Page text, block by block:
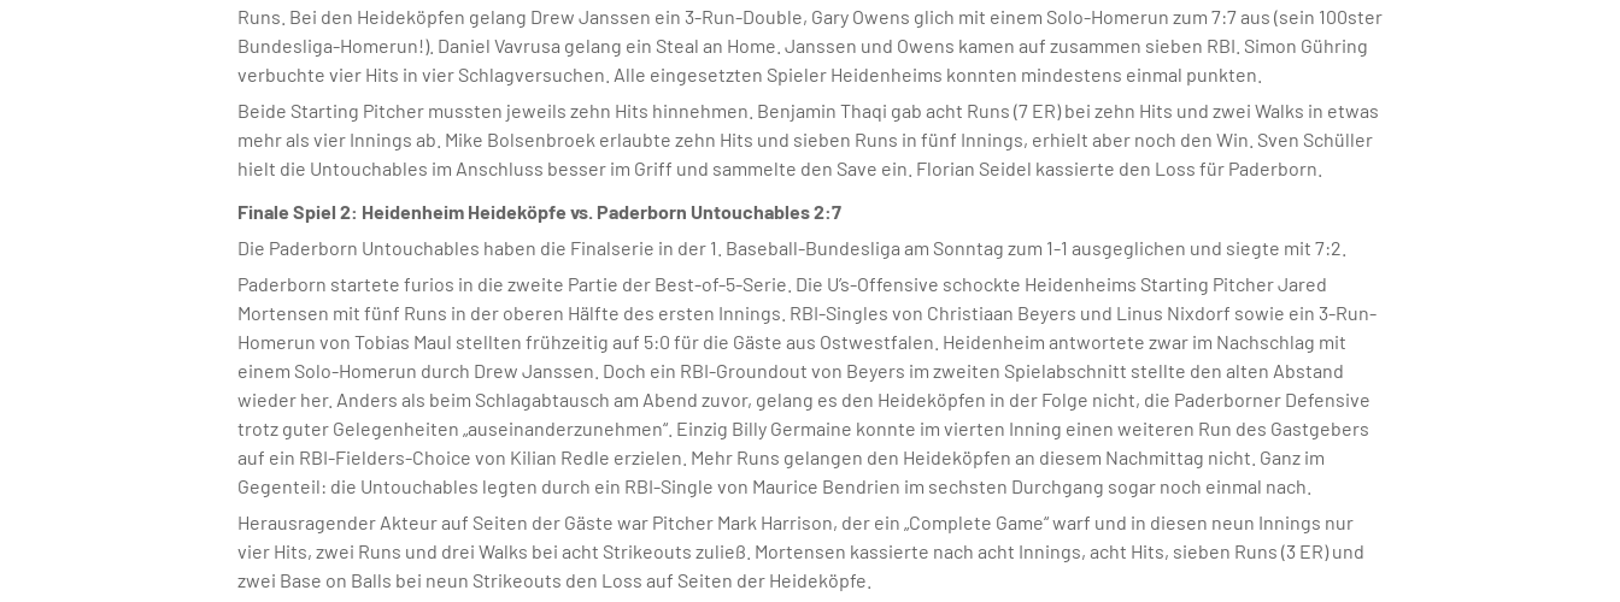
Runs. Bei den Heideköpfen gelang Drew Janssen ein 3-Run-Double, Gary Owens glich mit einem Solo-Homerun zum 7:7 aus (sein 100ster
Bundesliga-Homerun!). Daniel Vavrusa gelang ein Steal an Home. Janssen und Owens kamen auf zusammen sieben RBI. Simon Gühring
verbuchte vier Hits in vier Schlagversuchen. Alle eingesetzten Spieler Heidenheims konnten mindestens einmal punkten.
Beide Starting Pitcher mussten jeweils zehn Hits hinnehmen. Benjamin Thaqi gab acht Runs (7 ER) bei zehn Hits und zwei Walks in etwas
mehr als vier Innings ab. Mike Bolsenbroek erlaubte zehn Hits und sieben Runs in fünf Innings, erhielt aber noch den Win. Sven Schüller
hielt die Untouchables im Anschluss besser im Griff und sammelte den Save ein. Florian Seidel kassierte den Loss für Paderborn.
Finale Spiel 2: Heidenheim Heideköpfe vs. Paderborn Untouchables 2:7
Die Paderborn Untouchables haben die Finalserie in der 1. Baseball-Bundesliga am Sonntag zum 1-1 ausgeglichen und siegte mit 7:2.
Paderborn startete furios in die zweite Partie der Best-of-5-Serie. Die U’s-Offensive schockte Heidenheims Starting Pitcher Jared
Mortensen mit fünf Runs in der oberen Hälfte des ersten Innings. RBI-Singles von Christiaan Beyers und Linus Nixdorf sowie ein 3-Run-
Homerun von Tobias Maul stellten frühzeitig auf 5:0 für die Gäste aus Ostwestfalen. Heidenheim antwortete zwar im Nachschlag mit
einem Solo-Homerun durch Drew Janssen. Doch ein RBI-Groundout von Beyers im zweiten Spielabschnitt stellte den alten Abstand
wieder her. Anders als beim Schlagabtausch am Abend zuvor, gelang es den Heideköpfen in der Folge nicht, die Paderborner Defensive
trotz guter Gelegenheiten „auseinanderzunehmen“. Einzig Billy Germaine konnte im vierten Inning einen weiteren Run des Gastgebers
auf ein RBI-Fielders-Choice von Kilian Redle erzielen. Mehr Runs gelangen den Heideköpfen an diesem Nachmittag nicht. Ganz im
Gegenteil: die Untouchables legten durch ein RBI-Single von Maurice Bendrien im sechsten Durchgang sogar noch einmal nach.
Herausragender Akteur auf Seiten der Gäste war Pitcher Mark Harrison, der ein „Complete Game“ warf und in diesen neun Innings nur
vier Hits, zwei Runs und drei Walks bei acht Strikeouts zuließ. Mortensen kassierte nach acht Innings, acht Hits, sieben Runs (3 ER) und
zwei Base on Balls bei neun Strikeouts den Loss auf Seiten der Heideköpfe.